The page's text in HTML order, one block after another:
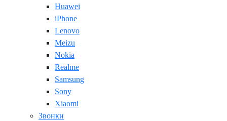
Huawei
iPhone
Lenovo
Meizu
Nokia
Realme
Samsung
Sony
Xiaomi
Звонки